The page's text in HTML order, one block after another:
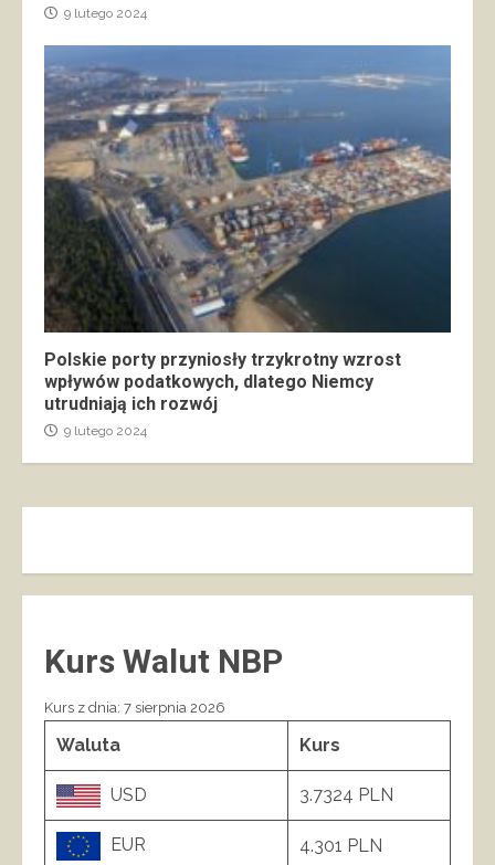
9 lutego 2024
Polskie porty przyniosły trzykrotny wzrost
wpływów podatkowych, dlatego Niemcy
utrudniają ich rozwój
9 lutego 2024
Kurs Walut NBP
Kurs z dnia: 7 sierpnia 2026
Waluta Kurs
USD 3.7324 PLN
EUR 4.301 PLN